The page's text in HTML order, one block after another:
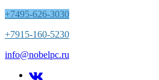
+7495-626-3030
+7915-160-5230
info@nobelpc.ru